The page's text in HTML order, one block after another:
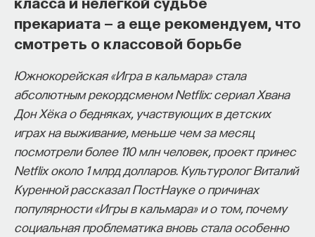
прекариата — а еще рекомендуем, что
смотреть о классовой борьбе
Южнокорейская «Игра в кальмара» стала
абсолютным рекордсменом Netflix: сериал Хвана
Дон Хёка о бедняках, участвующих в детских
играх на выживание, меньше чем за месяц
посмотрели более 110 млн человек, проект принес
Netflix около 1 млрд долларов. Культуролог Виталий
Куренной рассказал ПостНауке о причинах
популярности «Игры в кальмара» и о том, почему
социальная проблематика вновь стала особенно
процессами? Как появляются зависимость,
утомление, состояние эйфории или азарта?
Каково воздействие на работу мозга гормонов,
иммунной системы?
Ответы на эти и другие вопросы можно найти,
записавшисьна курс «Химия между нейронами:
вещества, которые управляют нами»
Пройдя этот курс, вы научитесь:
— Ориентироваться в общих принципах
работы нашего организма